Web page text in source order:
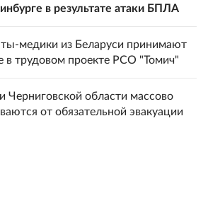
в результате атаки БПЛА
медики из Беларуси принимают
в трудовом проекте РСО "Томич"
Черниговской области массово
от обязательной эвакуации